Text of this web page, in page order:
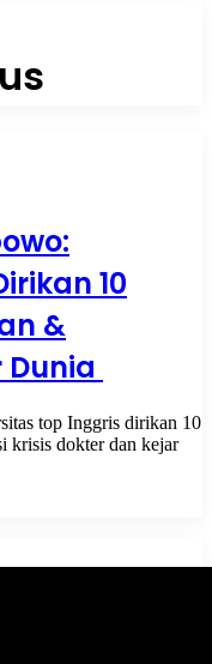
10
&
top Inggris dirikan 10
krisis dokter dan kejar